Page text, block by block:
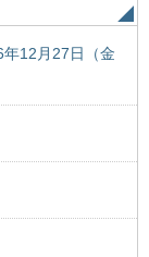
12月27日（金